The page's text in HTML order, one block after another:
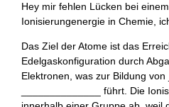
Hey mir fehlen Lücken bei
Ionisierungenergie in Chemie,
Das Ziel der Atome ist das
Edelgaskonfiguration durch
Elektronen, was zur Bildung
______________ führt. Die